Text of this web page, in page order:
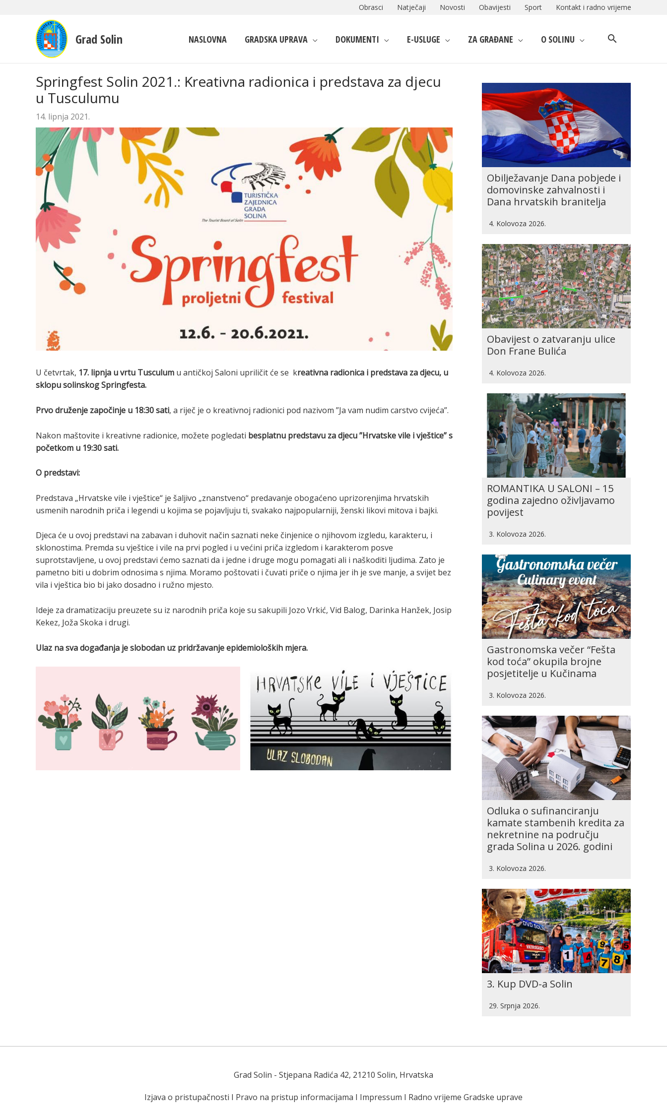
Obrasci Natječaji Novosti Obavijesti Sport Kontakt i radno vrijeme
Grad Solin NASLOVNA GRADSKA UPRAVA DOKUMENTI E-USLUGE ZA GRAĐANE O SOLINU
Springfest Solin 2021.: Kreativna radionica i predstava za djecu
u Tusculumu
14. lipnja 2021.
U četvrtak, 17. lipnja u vrtu Tusculum u antičkoj Saloni upriličit će se kreativna radionica i predstava za djecu, u
sklopu solinskog Springfesta.
Prvo druženje započinje u 18:30 sati, a riječ je o kreativnoj radionici pod nazivom ”Ja vam nudim carstvo cvijeća”.
Nakon maštovite i kreativne radionice, možete pogledati besplatnu predstavu za djecu ”Hrvatske vile i vještice” s
početkom u 19:30 sati.
O predstavi:
Predstava „Hrvatske vile i vještice“ je šaljivo „znanstveno“ predavanje obogaćeno uprizorenjima hrvatskih
usmenih narodnih priča i legendi u kojima se pojavljuju ti, svakako najpopularniji, ženski likovi mitova i bajki.
Djeca će u ovoj predstavi na zabavan i duhovit način saznati neke činjenice o njihovom izgledu, karakteru, i
sklonostima. Premda su vještice i vile na prvi pogled i u većini priča izgledom i karakterom posve
suprotstavljene, u ovoj predstavi ćemo saznati da i jedne i druge mogu pomagati ali i naškoditi ljudima. Zato je
pametno biti u dobrim odnosima s njima. Moramo poštovati i čuvati priče o njima jer ih je sve manje, a svijet bez
vila i vještica bio bi jako dosadno i ružno mjesto.
Ideje za dramatizaciju preuzete su iz narodnih priča koje su sakupili Jozo Vrkić, Vid Balog, Darinka Hanžek, Josip
Kekez, Joža Skoka i drugi.
Ulaz na sva događanja je slobodan uz pridržavanje epidemioloških mjera.
Obilježavanje Dana pobjede i
domovinske zahvalnosti i
Dana hrvatskih branitelja
4. Kolovoza 2026.
Obavijest o zatvaranju ulice
Don Frane Bulića
4. Kolovoza 2026.
ROMANTIKA U SALONI – 15
godina zajedno oživljavamo
povijest
3. Kolovoza 2026.
Gastronomska večer “Fešta
kod toća” okupila brojne
posjetitelje u Kučinama
3. Kolovoza 2026.
Odluka o sufinanciranju
kamate stambenih kredita za
nekretnine na području
grada Solina u 2026. godini
3. Kolovoza 2026.
3. Kup DVD-a Solin
29. Srpnja 2026.
Grad Solin - Stjepana Radića 42, 21210 Solin, Hrvatska
Izjava o pristupačnosti I Pravo na pristup informacijama I Impressum I Radno vrijeme Gradske uprave